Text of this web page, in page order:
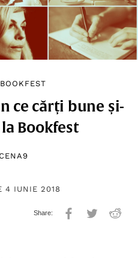
BOOKFEST
ce cărți bune și-
Bookfest
4 IUNIE 2018